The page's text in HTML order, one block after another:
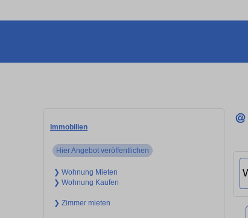
Immobilien
Hier Angebot veröffentlichen
❯ Wohnung Mieten
❯ Wohnung Kaufen
❯ Zimmer mieten